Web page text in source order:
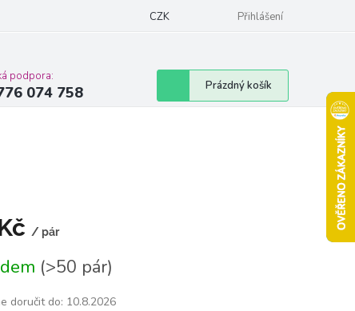
Podmínky ochrany osobních údajů Moje objednávka
CZK Přihlášení
podpora:
074 758
Nákupní
košík
Prázdný košík
/ pár
(>50 pár)
doručit do: 10.8.2026